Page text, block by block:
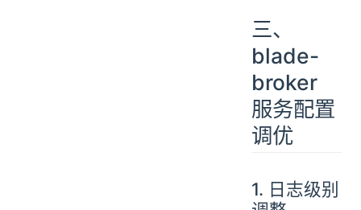
三、
blade-
broker
服务配置
调优
1. 日志级别